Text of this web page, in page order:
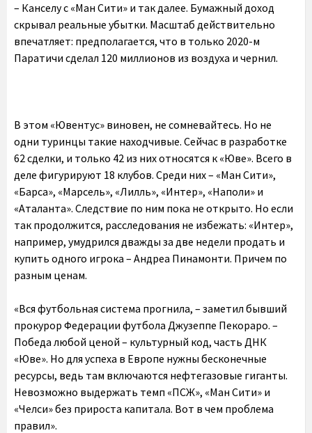
– Канселу с «Ман Сити» и так далее. Бумажный доход
скрывал реальные убытки. Масштаб действительно
впечатляет: предполагается, что в только 2020-м
Паратичи сделал 120 миллионов из воздуха и чернил.
В этом «Ювентус» виновен, не сомневайтесь. Но не
одни туринцы такие находчивые. Сейчас в разработке
62 сделки, и только 42 из них относятся к «Юве». Всего в
деле фигурируют 18 клубов. Среди них – «Ман Сити»,
«Барса», «Марсель», «Лилль», «Интер», «Наполи» и
«Аталанта». Следствие по ним пока не открыто. Но если
так продолжится, расследования не избежать: «Интер»,
например, умудрился дважды за две недели продать и
купить одного игрока – Андреа Пинамонти. Причем по
разным ценам.
«Вся футбольная система прогнила, – заметил бывший
прокурор Федерации футбола Джузеппе Пекораро. –
Победа любой ценой – культурный код, часть ДНК
«Юве». Но для успеха в Европе нужны бесконечные
ресурсы, ведь там включаются нефтегазовые гиганты.
Невозможно выдержать темп «ПСЖ», «Ман Сити» и
«Челси» без прироста капитала. Вот в чем проблема
правил».